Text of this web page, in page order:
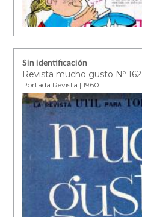
Sin identificación
Revista mucho gusto Nº 162
Portada Revista | 1960